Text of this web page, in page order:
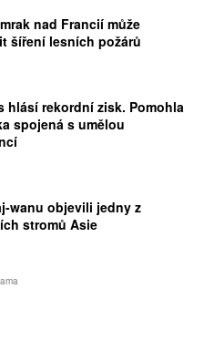
nad Francií může
šíření lesních požárů
hlásí rekordní zisk. Pomohla
spojená s umělou
wanu objevili jedny z
stromů Asie